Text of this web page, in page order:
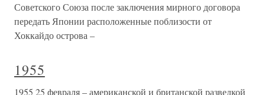
Советского Союза после заключения мирного договора
передать Японии расположенные поблизости от
Хоккайдо острова –
1955
1955 25 февраля – американской и британской разведкой